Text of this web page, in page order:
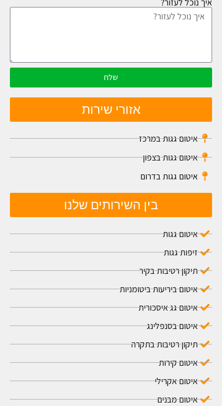
שלח
אזורי שירות
איטום גגות במרכז
איטום גגות בצפון
איטום גגות בדרום
בין השירותים שלנו
איטום גגות
זיפות גגות
תיקון רטיבות בקיר
איטום ביריעות ביטומניות
איטום גג איסכורית
איטום בסנפלינג
תיקון רטיבות בתקרה
איטום קירות
איטום אקרילי
איטום מבנים